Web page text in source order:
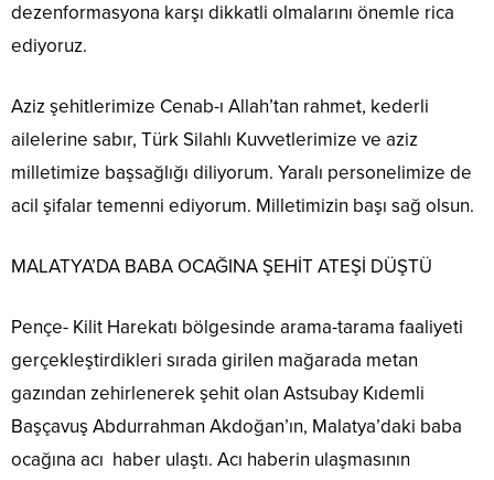
dezenformasyona karşı dikkatli olmalarını önemle rica
ediyoruz.
Aziz şehitlerimize Cenab-ı Allah’tan rahmet, kederli
ailelerine sabır, Türk Silahlı Kuvvetlerimize ve aziz
milletimize başsağlığı diliyorum. Yaralı personelimize de
acil şifalar temenni ediyorum. Milletimizin başı sağ olsun.
MALATYA’DA BABA OCAĞINA ŞEHİT ATEŞİ DÜŞTÜ
Pençe- Kilit Harekatı bölgesinde arama-tarama faaliyeti
gerçekleştirdikleri sırada girilen mağarada metan
gazından zehirlenerek şehit olan Astsubay Kıdemli
Başçavuş Abdurrahman Akdoğan’ın, Malatya’daki baba
ocağına acı haber ulaştı. Acı haberin ulaşmasının